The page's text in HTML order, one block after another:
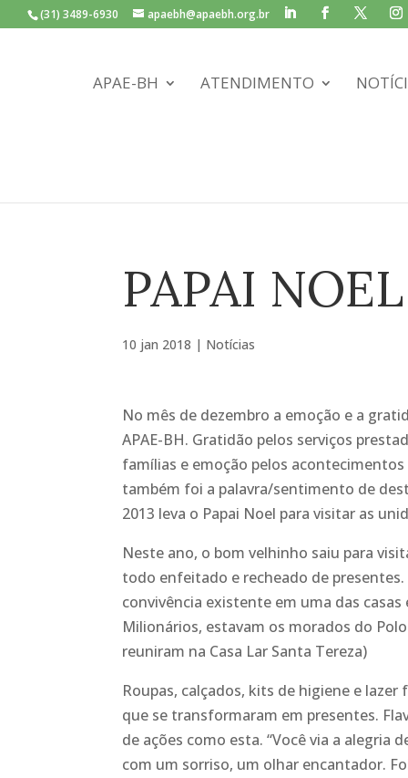
(31) 3489-6930 apaebh@apaebh.org.br
APAE-BH ATENDIMENTO
PAPAI
10 jan 2018 | Notícias
No mês de dezembro a emoção e a
APAE-BH. Gratidão pelos serviços
famílias e emoção pelos
também foi a palavra/sentimento de
2013 leva o Papai Noel para visitar as
Neste ano, o bom velhinho saiu para
todo enfeitado e recheado de
convivência existente em uma das casas
Milionários, estavam os morados do
reuniram na Casa Lar Santa Tereza)
Roupas, calçados, kits de higiene e
que se transformaram em presentes.
de ações como esta. “Você via a alegria
com um sorriso, um olhar encantador.